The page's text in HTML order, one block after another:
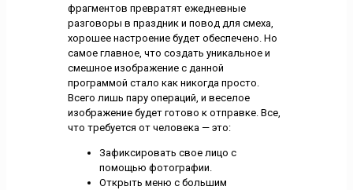
фрагментов превратят ежедневные
разговоры в праздник и повод для смеха,
хорошее настроение будет обеспечено. Но
самое главное, что создать уникальное и
смешное изображение с данной
программой стало как никогда просто.
Всего лишь пару операций, и веселое
изображение будет готово к отправке. Все,
что требуется от человека — это:
Зафиксировать свое лицо с
помощью фотографии.
Открыть меню с большим